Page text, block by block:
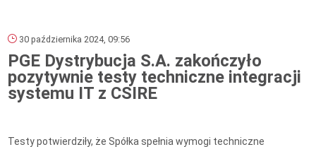
30 października 2024, 09:56
PGE Dystrybucja S.A. zakończyło
pozytywnie testy techniczne integracji
systemu IT z CSIRE
Testy potwierdziły, że Spółka spełnia wymogi techniczne